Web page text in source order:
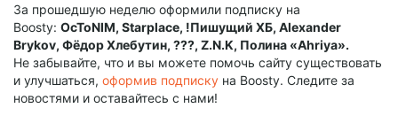
За прошедшую неделю оформили подписку на
Boosty: OcToNIM, Starplace, !Пишущий ХБ, Alexander
Brykov, Фёдор Хлебутин, ???, Z.N.K, Полина «Ahriya».
Не забывайте, что и вы можете помочь сайту существовать
и улучшаться, оформив подписку на Boosty. Следите за
новостями и оставайтесь с нами!